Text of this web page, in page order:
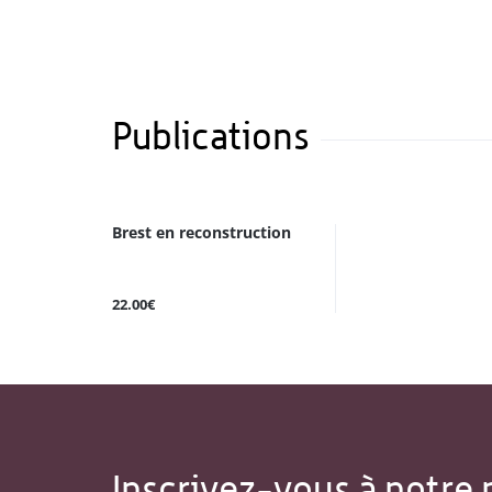
Publications
Brest en reconstruction
22.00€